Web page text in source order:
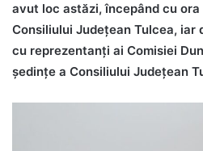
avut loc astăzi, începând cu ora
Consiliului Județean Tulcea,
cu reprezentanți ai Comisiei
ședințe a Consiliului Județean